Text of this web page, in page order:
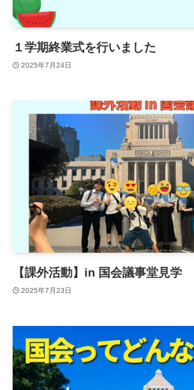
１学期終業式を行いました
2025年7月24日
【課外活動】in 国会議事堂見学
2025年7月23日